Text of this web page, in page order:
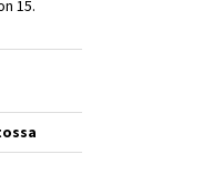
jäljet” -
Methods
15.